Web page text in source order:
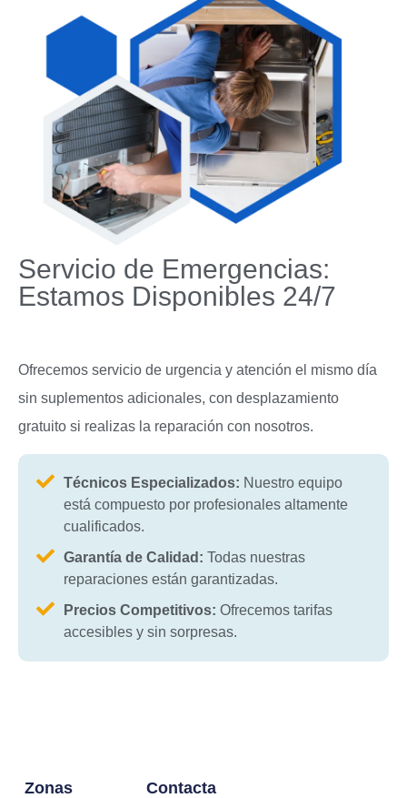
Servicio de Emergencias:
Estamos Disponibles 24/7
Ofrecemos servicio de urgencia y atención el mismo día
sin suplementos adicionales, con desplazamiento
gratuito si realizas la reparación con nosotros.
Técnicos Especializados: Nuestro equipo
está compuesto por profesionales altamente
cualificados.
Garantía de Calidad: Todas nuestras
reparaciones están garantizadas.
Precios Competitivos: Ofrecemos tarifas
accesibles y sin sorpresas.
Zonas Contacta